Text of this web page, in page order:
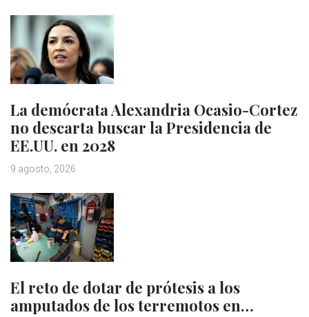
La demócrata Alexandria Ocasio-Cortez
no descarta buscar la Presidencia de
EE.UU. en 2028
9 agosto, 2026
El reto de dotar de prótesis a los
amputados de los terremotos en…